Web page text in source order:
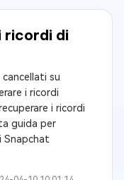
ricordi di
su
i ricordi
i ricordi
guida per
Snapchat